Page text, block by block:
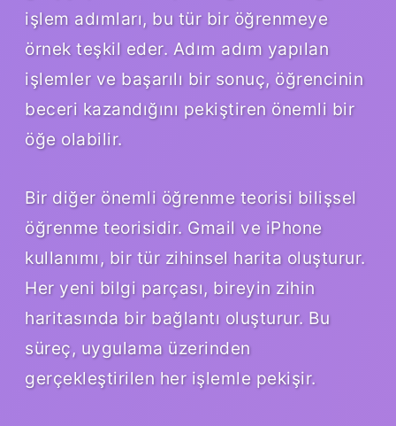
işlem adımları, bu tür bir öğrenmeye
örnek teşkil eder. Adım adım yapılan
işlemler ve başarılı bir sonuç, öğrencinin
beceri kazandığını pekiştiren önemli bir
öğe olabilir.
Bir diğer önemli öğrenme teorisi bilişsel
öğrenme teorisidir. Gmail ve iPhone
kullanımı, bir tür zihinsel harita oluşturur.
Her yeni bilgi parçası, bireyin zihin
haritasında bir bağlantı oluşturur. Bu
süreç, uygulama üzerinden
gerçekleştirilen her işlemle pekişir.